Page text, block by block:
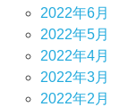
2022年6月
2022年5月
2022年4月
2022年3月
2022年2月